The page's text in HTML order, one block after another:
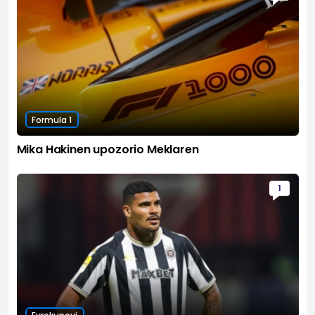
Formula 1
Mika Hakinen upozorio Meklaren
1